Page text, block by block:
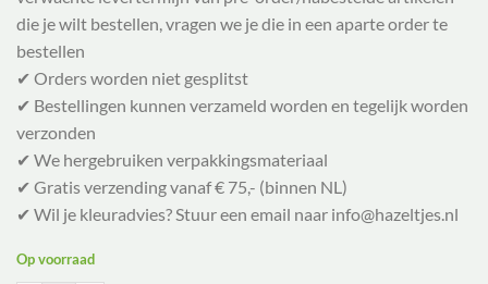
die je wilt bestellen, vragen we je die in een aparte order te
bestellen
✔ Orders worden niet gesplitst
✔ Bestellingen kunnen verzameld worden en tegelijk worden
verzonden
✔ We hergebruiken verpakkingsmateriaal
✔ Gratis verzending vanaf € 75,- (binnen NL)
✔ Wil je kleuradvies? Stuur een email naar info@hazeltjes.nl
Op voorraad